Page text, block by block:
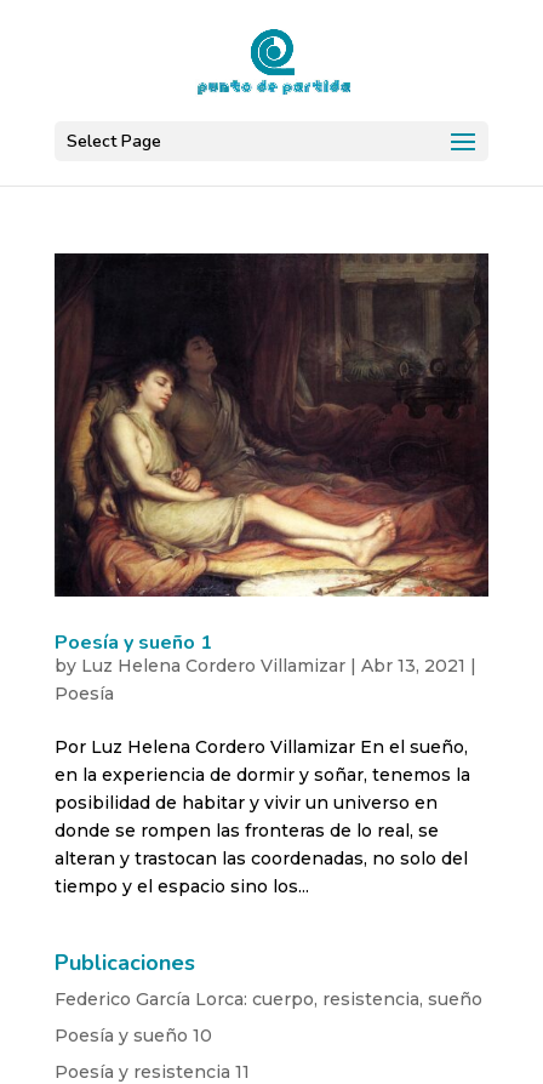
Select Page
Poesía y sueño 1
by Luz Helena Cordero Villamizar| Abr 13, 2021 |
Poesía
Por Luz Helena Cordero Villamizar En el sueño,
en la experiencia de dormir y soñar, tenemos la
posibilidad de habitar y vivir un universo en
donde se rompen las fronteras de lo real, se
alteran y trastocan las coordenadas, no solo del
tiempo y el espacio sino los...
Publicaciones
Federico García Lorca: cuerpo, resistencia, sueño
Poesía y sueño 10
Poesía y resistencia 11